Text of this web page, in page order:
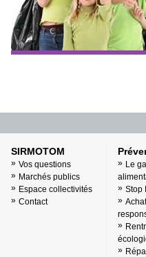
SIRMOTOM
Vos questions
Marchés publics
Espace collectivités
Contact
Le
Stop